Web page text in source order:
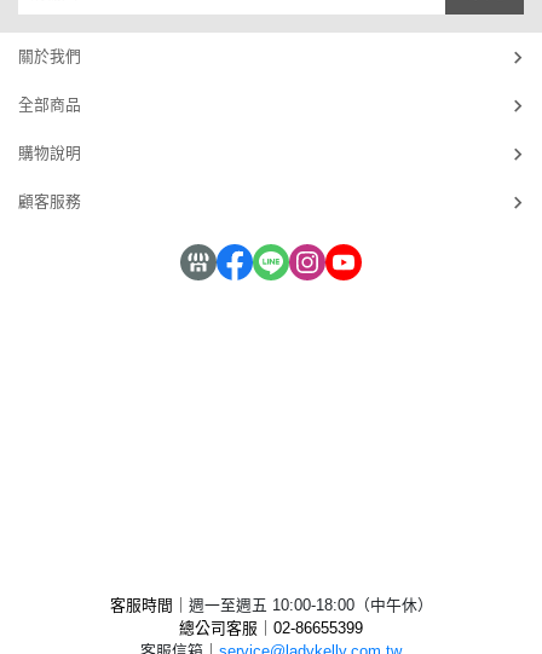
客服時間｜ 週一至週五 10:00-18:00（中午休）
總公司客服｜02-86655399
關於我們
全部商品
購物說明
顧客服務